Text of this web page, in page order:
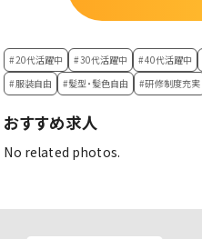
#20代活躍中 #30代活躍中 #40代活躍中
#服装自由
#髪型・髪色自由 #研修制度充実
おすすめ求人
No related photos.